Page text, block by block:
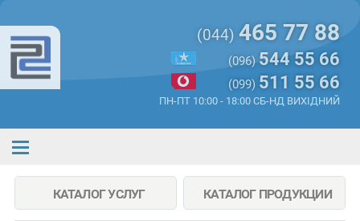
(044) 465 77 88
(096) 544 55 66
(099) 511 55 66
ПН-ПТ 10:00 - 18:00 СБ-НД ВИХІДНИЙ
КАТАЛОГ УСЛУГ КАТАЛОГ ПРОДУКЦИИ